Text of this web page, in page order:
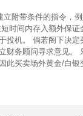
附带条件的指令，
时间内存入额外保
投机。 倘若阁下决
务顾问寻求意见。
此买卖场外黄金/白